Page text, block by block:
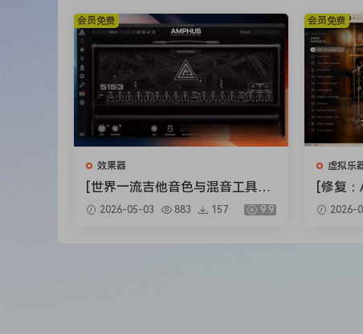
效果器
[世界一流吉他音色与混音工具全
套合集] STL Tones Bundle v202
6.04 [WiN, MacOSX]（1.48GB+
2026-05-03 883 157 9.9
会员免费
虚拟乐
[修复：
Audio
lete
2026-
会员免费